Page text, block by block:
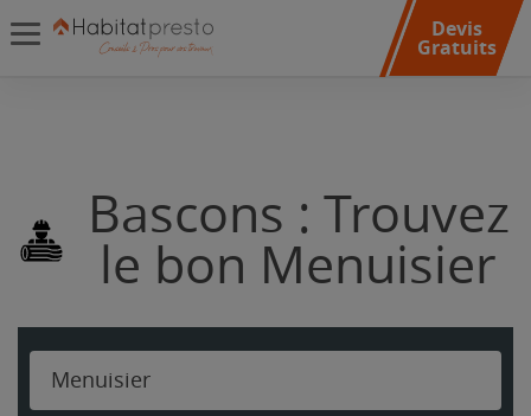
Devis
Gratuits
Bascons : Trouvez
le bon Menuisier
Menuisier